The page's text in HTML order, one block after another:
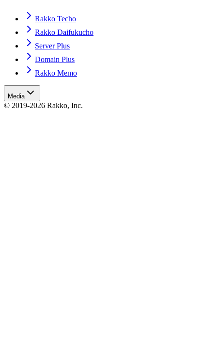
Rakko Techo
Rakko Daifukucho
Server Plus
Domain Plus
Rakko Memo
Media
© 2019-2026 Rakko, Inc.